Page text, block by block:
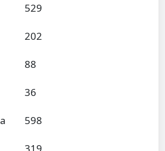
529
202
88
36
598
319